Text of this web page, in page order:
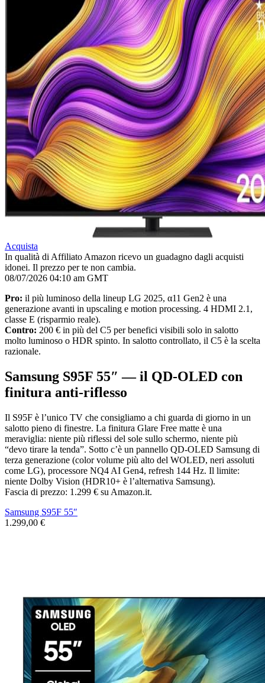
Acquista
In qualità di Affiliato Amazon ricevo un guadagno dagli acquisti
idonei. Il prezzo per te non cambia.
08/07/2026 04:10 am GMT
Pro: il più luminoso della lineup LG 2025, α11 Gen2 è una
generazione avanti in upscaling e motion processing. 4 HDMI 2.1,
classe E (risparmio reale).
Contro: 200 € in più del C5 per benefici visibili solo in salotto
molto luminoso o HDR spinto. In salotto controllato, il C5 è la scelta
razionale.
Samsung S95F 55″ — il QD-OLED con
finitura anti-riflesso
Il S95F è l’unico TV che consigliamo a chi guarda di giorno in un
salotto pieno di finestre. La finitura Glare Free matte è una
meraviglia: niente più riflessi del sole sullo schermo, niente più
“devo tirare la tenda”. Sotto c’è un pannello QD-OLED Samsung di
terza generazione (color volume più alto del WOLED, neri assoluti
come LG), processore NQ4 AI Gen4, refresh 144 Hz. Il limite:
niente Dolby Vision (HDR10+ è l’alternativa Samsung).
Fascia di prezzo: 1.299 € su Amazon.it.
Samsung S95F 55″
1.299,00 €